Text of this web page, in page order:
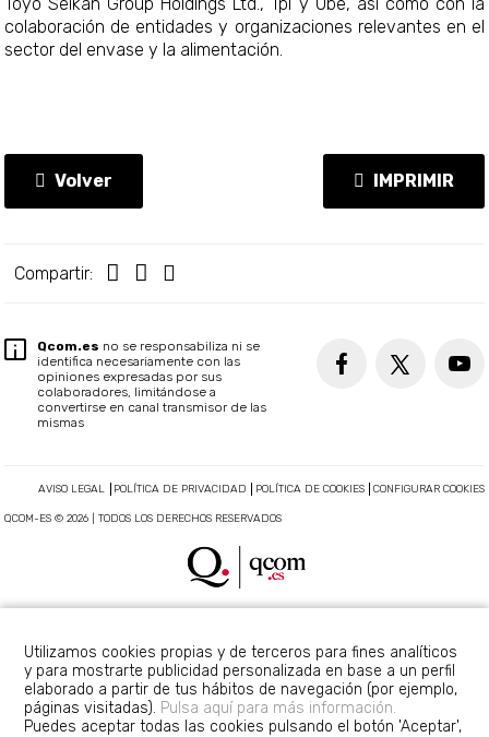
colaboración de entidades y organizaciones relevantes en el
sector del envase y la alimentación.
Volver IMPRIMIR
Compartir:
Qcom.es no se responsabiliza ni se
identifica necesariamente con las
opiniones expresadas por sus
colaboradores, limitándose a
convertirse en canal transmisor de las
mismas
AVISO LEGAL POLÍTICA DE PRIVACIDAD POLÍTICA DE COOKIES CONFIGURAR COOKIES
QCOM-ES © 2026 | TODOS LOS DERECHOS RESERVADOS
Utilizamos cookies propias y de terceros para fines analíticos
y para mostrarte publicidad personalizada en base a un perfil
elaborado a partir de tus hábitos de navegación (por ejemplo,
páginas visitadas). Pulsa aquí para más información.
Puedes aceptar todas las cookies pulsando el botón 'Aceptar',